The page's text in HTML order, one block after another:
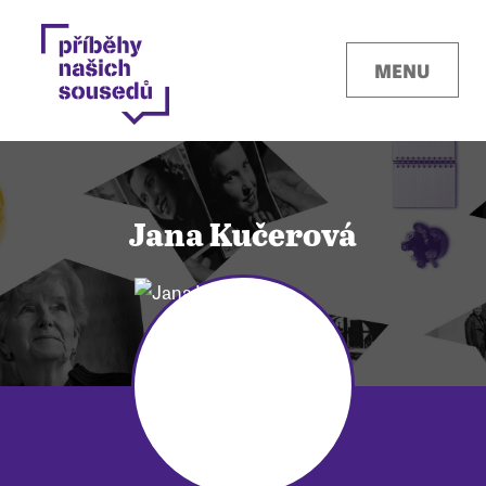
MENU
Kontakty
Místa
Jana Kučerová